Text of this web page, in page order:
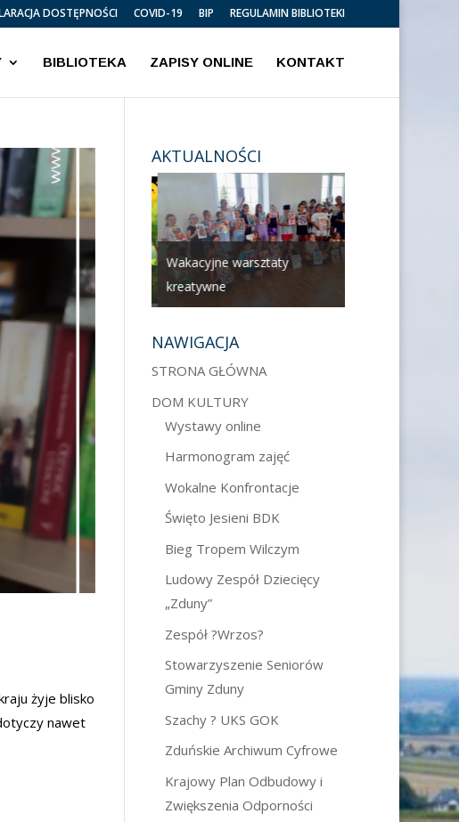
DOSTĘPNOŚCI COVID-19 BIP REGULAMIN BIBLIOTEKI
BIBLIOTEKA ZAPISY ONLINE KONTAKT
żyje blisko
nawet
AKTUALNOŚCI
Wakacyjne warsztaty
kreatywne
NAWIGACJA
STRONA GŁÓWNA
DOM KULTURY
Wystawy online
Harmonogram zajęć
Wokalne Konfrontacje
Święto Jesieni BDK
Bieg Tropem Wilczym
Ludowy Zespół Dziecięcy
„Zduny”
Zespół ?Wrzos?
Stowarzyszenie Seniorów
Gminy Zduny
Szachy ? UKS GOK
Zduńskie Archiwum Cyfrowe
Krajowy Plan Odbudowy i
Zwiększenia Odporności